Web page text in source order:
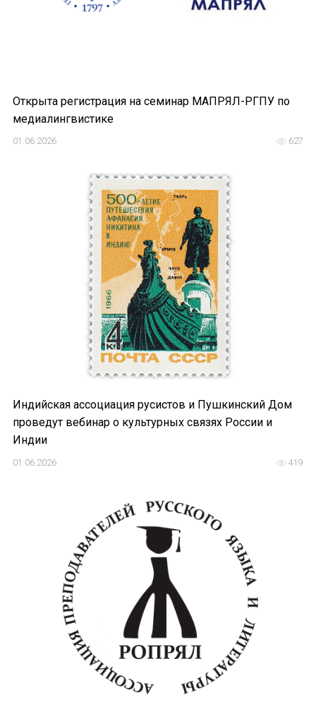
Открыта регистрация на семинар МАПРЯЛ-РГПУ по
медиалингвистике
627
01.06.2026
Индийская ассоциация русистов и Пушкинский Дом
проведут вебинар о культурных связях России и
Индии
419
01.06.2026